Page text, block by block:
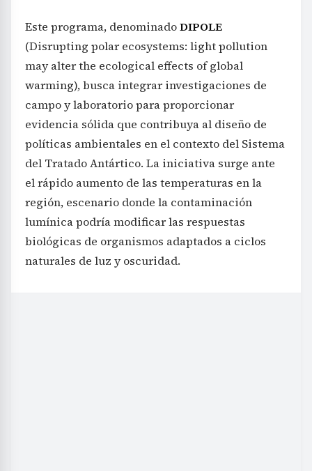
Este programa, denominadoDIPOLE
(Disrupting polar ecosystems: light pollution
may alter the ecological effects of global
warming), busca integrar investigaciones de
campo y laboratorio para proporcionar
evidencia sólida que contribuya al diseño de
políticas ambientales en el contexto del Sistema
del Tratado Antártico. La iniciativa surge ante
el rápido aumento de las temperaturas en la
región, escenario donde la contaminación
lumínica podría modificar las respuestas
biológicas de organismos adaptados a ciclos
naturales de luz y oscuridad.